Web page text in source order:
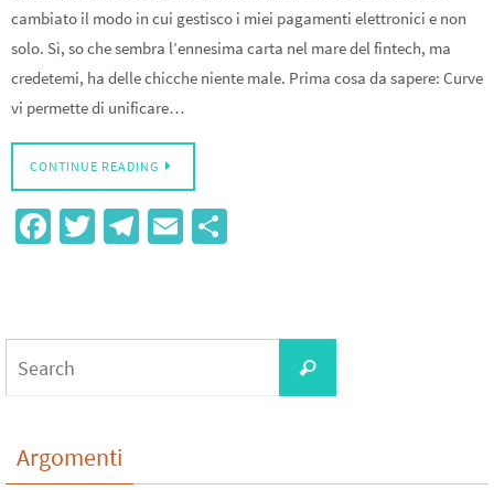
cambiato il modo in cui gestisco i miei pagamenti elettronici e non
solo. Sì, so che sembra l’ennesima carta nel mare del fintech, ma
credetemi, ha delle chicche niente male. Prima cosa da sapere: Curve
vi permette di unificare…
CONTINUE READING
Fa
o
o
T
er
Te
a
E
e
Search
Argomenti